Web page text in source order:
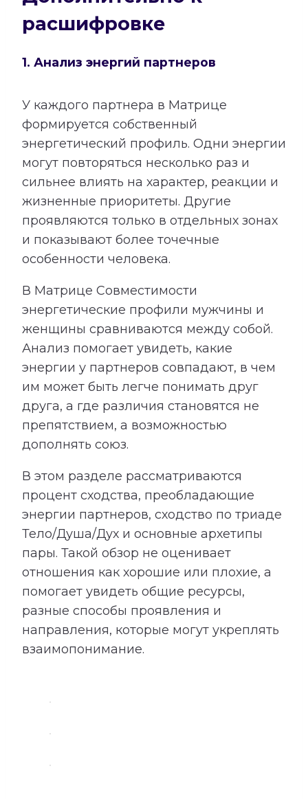
расшифровке
1. Анализ энергий партнеров
У каждого партнера в Матрице
формируется собственный
энергетический профиль. Одни энергии
могут повторяться несколько раз и
сильнее влиять на характер, реакции и
жизненные приоритеты. Другие
проявляются только в отдельных зонах
и показывают более точечные
особенности человека.
В Матрице Совместимости
энергетические профили мужчины и
женщины сравниваются между собой.
Анализ помогает увидеть, какие
энергии у партнеров совпадают, в чем
им может быть легче понимать друг
друга, а где различия становятся не
препятствием, а возможностью
дополнять союз.
В этом разделе рассматриваются
процент сходства, преобладающие
энергии партнеров, сходство по триаде
Тело/Душа/Дух и основные архетипы
пары. Такой обзор не оценивает
отношения как хорошие или плохие, а
помогает увидеть общие ресурсы,
разные способы проявления и
направления, которые могут укреплять
взаимопонимание.